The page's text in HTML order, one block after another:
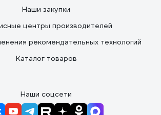
Наши закупки
центры производителей
рекомендательных технологий
Каталог товаров
Наши соцсети